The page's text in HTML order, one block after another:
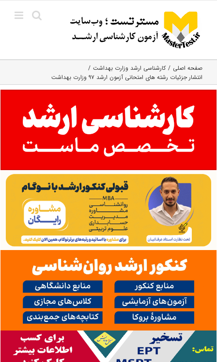
content
صفحه اصلی
کارشناسی ارشد وزارت بهداشت
انتشار جزئیات رشته های امتحانی آزمون ارشد ۹۷ وزارت بهداشت